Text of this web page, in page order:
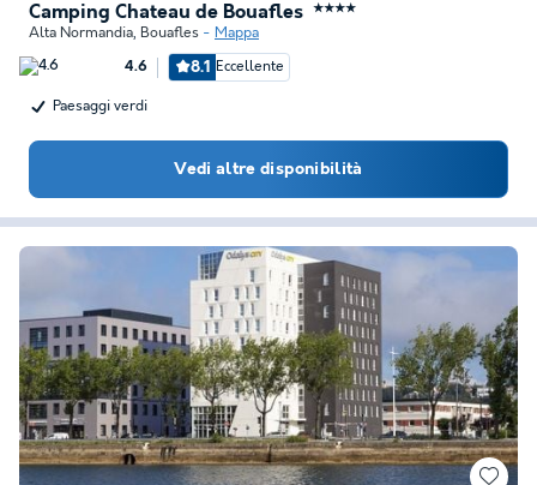
Camping Chateau de Bouafles ★★★★
Alta Normandia, Bouafles Mappa
4.6 8.1 Eccellente
Paesaggi verdi
Vedi altre disponibilità